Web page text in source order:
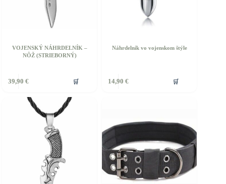
VOJENSKÝ NÁHRDELNÍK –
NÔŽ (STRIEBORNÝ)
39,90 € 🛒
Náhrdelník vo vojenskom štýle
14,90 € 🛒